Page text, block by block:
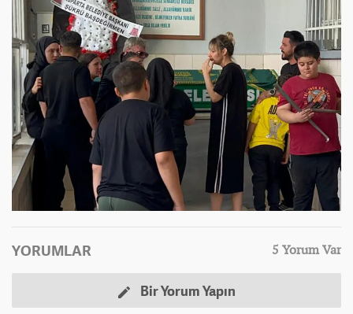
YORUMLAR 5 Yorum Var
Bir Yorum Yapın